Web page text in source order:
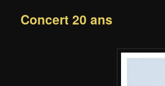
Concert 20 ans